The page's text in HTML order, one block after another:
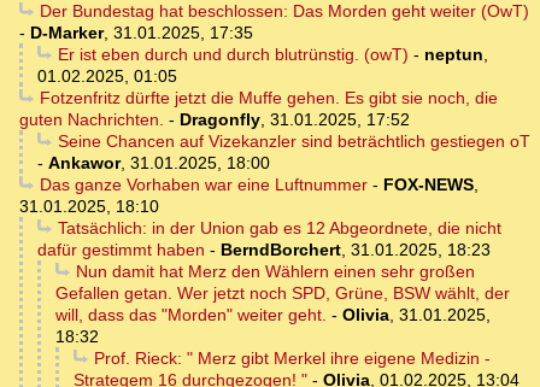
Der Bundestag hat beschlossen: Das Morden geht weiter (OwT)
- D-Marker, 31.01.2025, 17:35
Er ist eben durch und durch blutrünstig. (owT) - neptun,
01.02.2025, 01:05
Fotzenfritz dürfte jetzt die Muffe gehen. Es gibt sie noch, die
guten Nachrichten. - Dragonfly, 31.01.2025, 17:52
Seine Chancen auf Vizekanzler sind beträchtlich gestiegen oT
- Ankawor, 31.01.2025, 18:00
Das ganze Vorhaben war eine Luftnummer- FOX-NEWS,
31.01.2025, 18:10
Tatsächlich: in der Union gab es 12 Abgeordnete, die nicht
dafür gestimmt haben - BerndBorchert, 31.01.2025, 18:23
Nun damit hat Merz den Wählern einen sehr großen
Gefallen getan. Wer jetzt noch SPD, Grüne, BSW wählt, der
will, dass das "Morden" weiter geht. - Olivia, 31.01.2025,
18:32
Prof. Rieck: " Merz gibt Merkel ihre eigene Medizin -
Strategem 16 durchgezogen! " - Olivia, 01.02.2025, 13:04